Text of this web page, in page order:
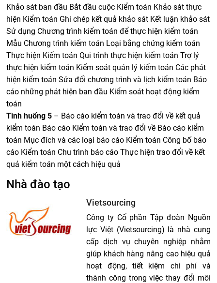
Khảo sát ban đầu Bắt đầu cuộc Kiểm toán Khảo sát thực
hiện Kiểm toán Ghi chép kết quả khảo sát Kết luận khảo sát
Sử dụng Chương trình kiểm toán để thực hiện kiểm toán
Mẫu Chương trình kiểm toán Loại bằng chứng kiểm toán
Thực hiện Kiểm toán Qui trình thực hiện kiểm toán Trợ lý
thực hiện kiểm toán Kiểm soát quản lý kiểm toán Các phát
hiện kiểm toán Sửa đổi chương trình và lịch kiểm toán Báo
cáo những phát hiện ban đầu Kiểm soát hoạt động kiểm
toán
Tình huống 5 – Báo cáo kiểm toán và trao đổi về kết quả
kiểm toán Báo cáo Kiểm toán và trao đổi về Báo cáo kiểm
toán Mục đích và các loại báo cáo Kiểm toán Công bố báo
cáo Kiểm toán Chu trình báo cáo Thực hiện trao đổi về kết
quả kiểm toán một cách hiệu quả
Nhà đào tạo
Vietsourcing
Công ty Cổ phần Tập đoàn Nguồn
lực Việt (Vietsourcing) là nhà cung
cấp dịch vụ chuyên nghiệp nhằm
giúp khách hàng nâng cao hiệu quả
hoạt động, tiết kiệm chi phí và
thành công trong việc thay đổi môi